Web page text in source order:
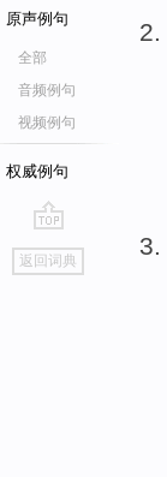
原声例句
全部
音频例句
视频例句
权威例句
go
top
返回词典